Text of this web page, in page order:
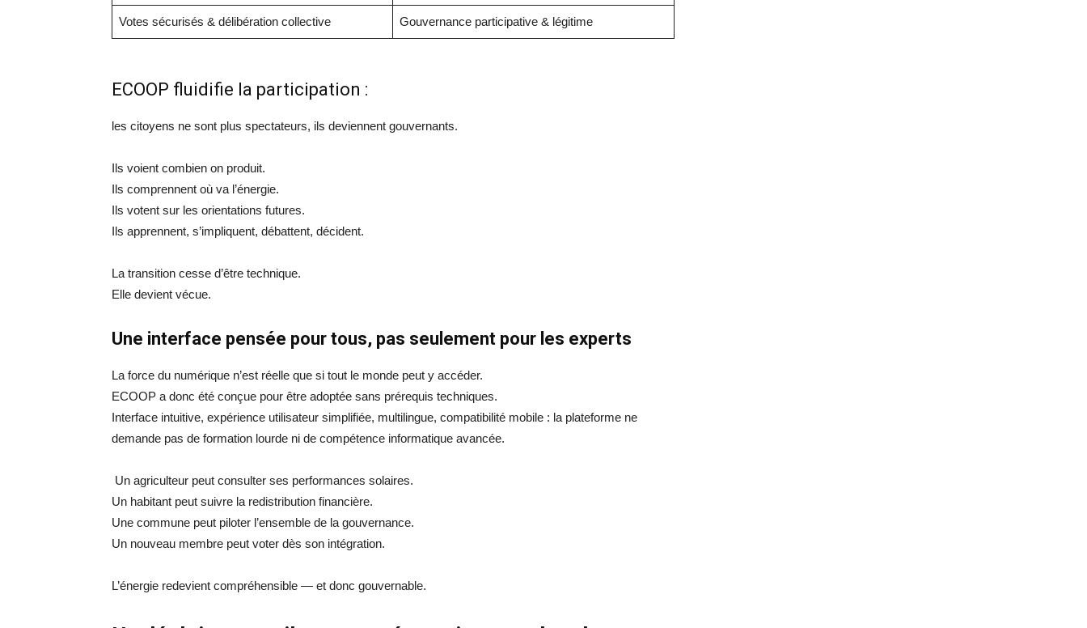
Votes sécurisés & délibération collective Gouvernance participative & légitime
ECOOP fluidifie la participation :
les citoyens ne sont plus spectateurs, ils deviennent gouvernants.
Ils voient combien on produit.
Ils comprennent où va l’énergie.
Ils votent sur les orientations futures.
Ils apprennent, s’impliquent, débattent, décident.
La transition cesse d’être technique.
Elle devient vécue.
Une interface pensée pour tous, pas seulement pour les experts
La force du numérique n’est réelle que si tout le monde peut y accéder.
ECOOP a donc été conçue pour être adoptée sans prérequis techniques.
Interface intuitive, expérience utilisateur simplifiée, multilingue, compatibilité mobile : la plateforme ne
demande pas de formation lourde ni de compétence informatique avancée.
Un agriculteur peut consulter ses performances solaires.
Un habitant peut suivre la redistribution financière.
Une commune peut piloter l’ensemble de la gouvernance.
Un nouveau membre peut voter dès son intégration.
L’énergie redevient compréhensible — et donc gouvernable.